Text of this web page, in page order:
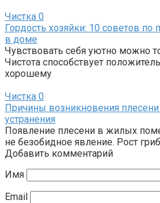
Чистка 0
Гордость хозяйки: 10 советов
в доме
Чувствовать себя уютно можно
Чистота способствует
хорошему
Чистка 0
Причины возникновения
устранения
Появление плесени в жилых
не безобидное явление. Рост
Добавить комментарий
Имя
Email